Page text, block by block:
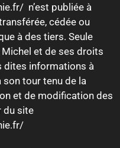
n’est publiée à
cédée ou
à des tiers. Seule
Michel et de ses droits
dites informations à
son tour tenu de la
et de modification des
du site